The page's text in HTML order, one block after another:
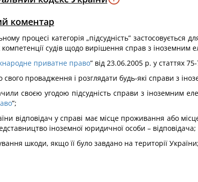
коментар
процесі категорія „підсудність”
судів щодо вирішення справ з іноземним
приватне право” від 23.06.2005 р. у статтях
провадження і розглядати будь-які справи з
своєю угодою підсудність справи з іноземним
”;
відповідач у справі має місце проживання або
іноземної юридичної особи – відповідача;
шкоди, якщо її було завдано на території України;